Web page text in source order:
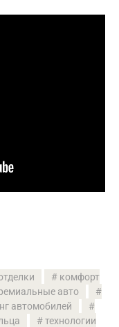
комфорт
авто
автомобилей
технологии